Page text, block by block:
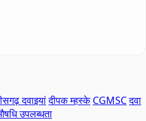
दवाइयांदीपक म्हस्के CGMSCदवा
उपलब्धता